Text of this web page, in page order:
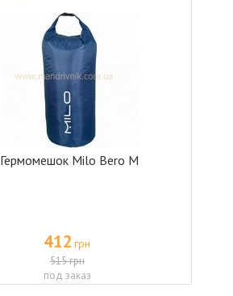
Гермомешок Milo Bero M
412 грн
515 грн
под заказ